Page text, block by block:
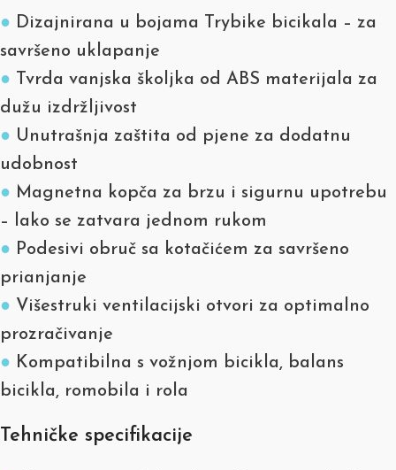
● Dizajnirana u bojama Trybike bicikala – za
savršeno uklapanje
● Tvrda vanjska školjka od ABS materijala za
dužu izdržljivost
● Unutrašnja zaštita od pjene za dodatnu
udobnost
● Magnetna kopča za brzu i sigurnu upotrebu
– lako se zatvara jednom rukom
● Podesivi obruč sa kotačićem za savršeno
prianjanje
● Višestruki ventilacijski otvori za optimalno
prozračivanje
● Kompatibilna s vožnjom bicikla, balans
bicikla, romobila i rola
Tehničke specifikacije